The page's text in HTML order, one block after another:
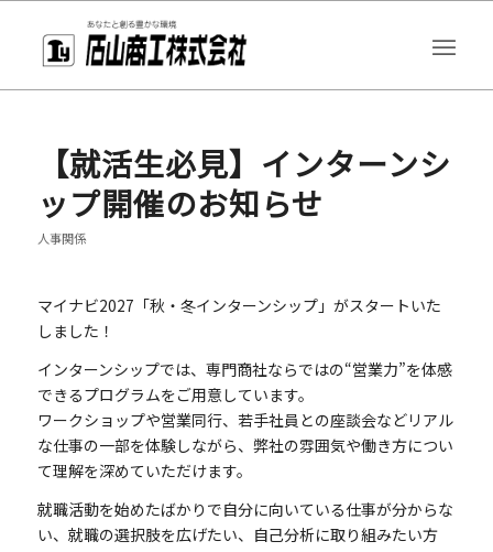
【就活生必見】インターンシ
ップ開催のお知らせ
人事関係
マイナビ2027「秋・冬インターンシップ」がスタートいた
しました！
インターンシップでは、専門商社ならではの“営業力”を体感
できるプログラムをご用意しています。
ワークショップや営業同行、若手社員との座談会などリアル
な仕事の一部を体験しながら、弊社の雰囲気や働き方につい
て理解を深めていただけます。
就職活動を始めたばかりで自分に向いている仕事が分からな
い、就職の選択肢を広げたい、自己分析に取り組みたい方